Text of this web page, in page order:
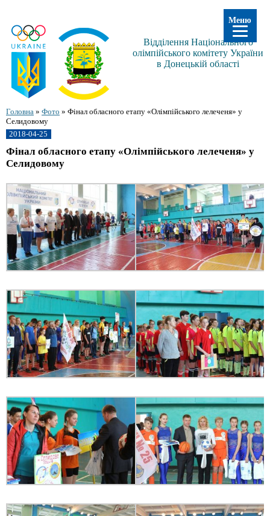
Відділення Національного
олімпійського комітету України
в Донецькій області
Головна » Фото » Фінал обласного етапу «Олімпійського лелеченя» у
Селидовому
2018-04-25
Фінал обласного етапу «Олімпійського лелеченя» у
Селидовому
Меню